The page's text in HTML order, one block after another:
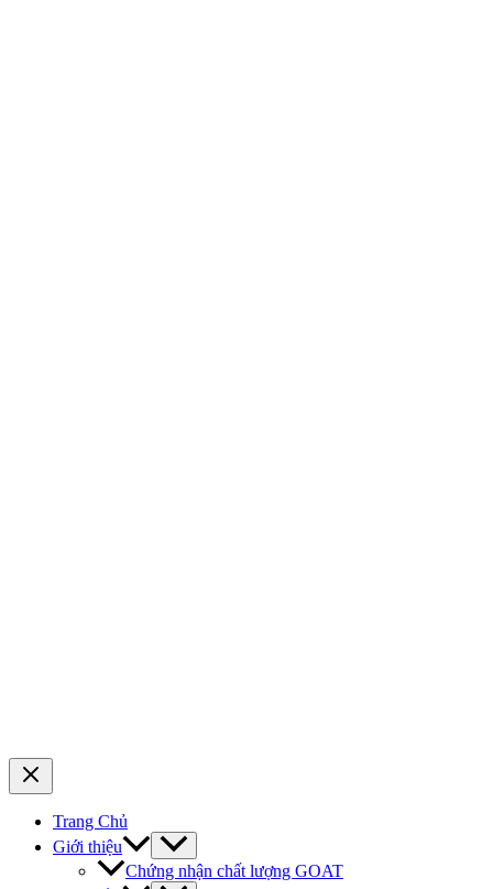
Trang Chủ
Giới thiệu
Chứng nhận chất lượng GOAT